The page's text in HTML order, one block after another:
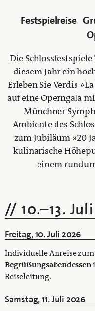
Festspielreise
Die
diesem Jahr ein
Erleben Sie Verdis
auf eine Operngala
Münchner
Ambiente des
zum Jubiläum »20
kulinarische
einem
10.–13.
Freitag, 10. Juli 2026
Individuelle Anreise
Begrüßungsabendessen
Reiseleitung.
Samstag, 11. Juli 2026